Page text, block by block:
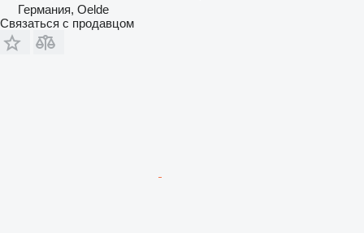
Германия, Oelde
Связаться с продавцом